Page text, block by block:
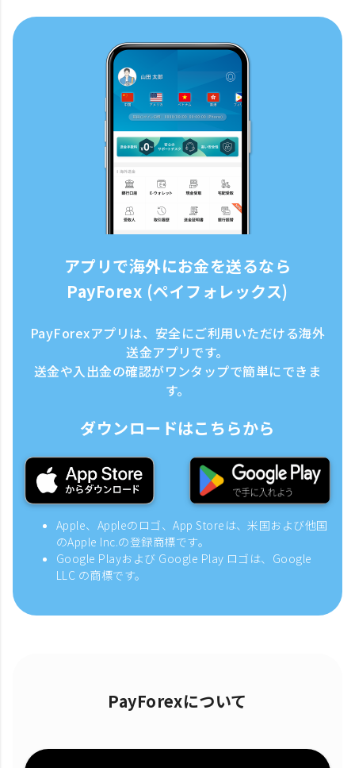
アプリで海外にお金を送るなら
PayForex (ペイフォレックス)
PayForexアプリは、安全にご利用いただける海外
送金アプリです。
送金や入出金の確認がワンタップで簡単にできま
す。
ダウンロードはこちらから
Apple、Appleのロゴ、App Storeは、米国および他国
のApple Inc.の登録商標です。
Google Playおよび Google Play ロゴは、Google
LLC の商標です。
PayForexについて